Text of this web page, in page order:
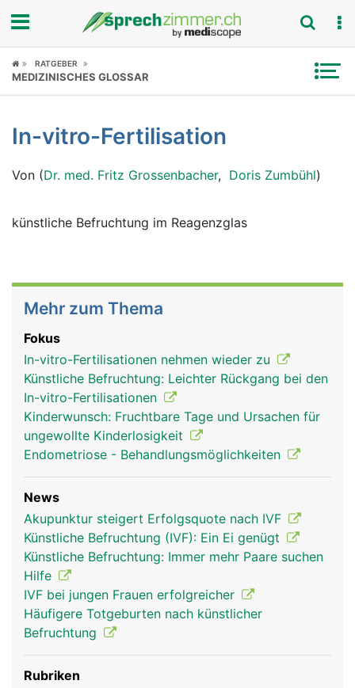
Fokus
Symptome
Untersuchungen
News
RATGEBER
MEDIZINISCHES GLOSSAR
In-vitro-Fertilisation
Von (Dr. med. Fritz Grossenbacher, Doris Zumbühl)
künstliche Befruchtung im Reagenzglas
Mehr zum Thema
Fokus
In-vitro-Fertilisationen nehmen wieder zu
Künstliche Befruchtung: Leichter Rückgang bei den
In-vitro-Fertilisationen
Kinderwunsch: Fruchtbare Tage und Ursachen für
ungewollte Kinderlosigkeit
Endometriose - Behandlungsmöglichkeiten
News
Akupunktur steigert Erfolgsquote nach IVF
Künstliche Befruchtung (IVF): Ein Ei genügt
Künstliche Befruchtung: Immer mehr Paare suchen
Hilfe
IVF bei jungen Frauen erfolgreicher
Häufigere Totgeburten nach künstlicher
Befruchtung
Rubriken